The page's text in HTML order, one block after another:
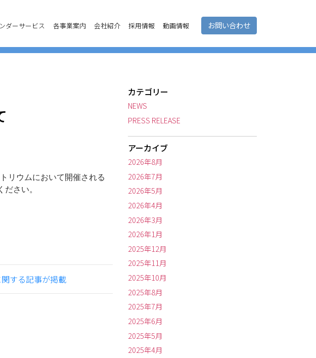
ダーサービス 各事業案内 会社紹介 採用情報 動画情報 お問い合わせ
リウムにおいて開催される
さい。
する記事が掲載
カテゴリー
NEWS
PRESS RELEASE
アーカイブ
2026年8月
2026年7月
2026年5月
2026年4月
2026年3月
2026年1月
2025年12月
2025年11月
2025年10月
2025年8月
2025年7月
2025年6月
2025年5月
2025年4月